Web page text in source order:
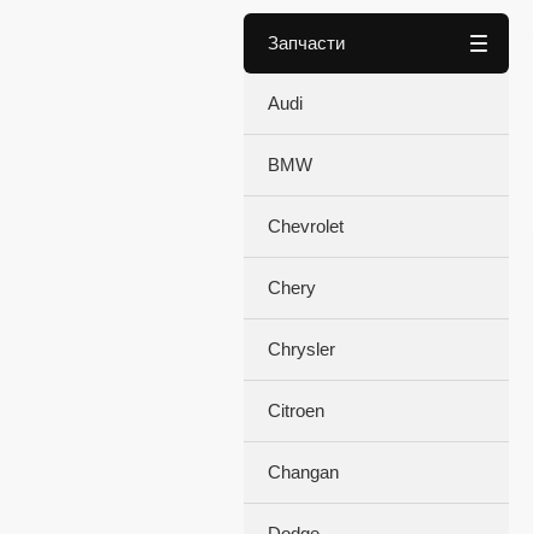
Запчасти
Audi
BMW
Chevrolet
Chery
Chrysler
Citroen
Changan